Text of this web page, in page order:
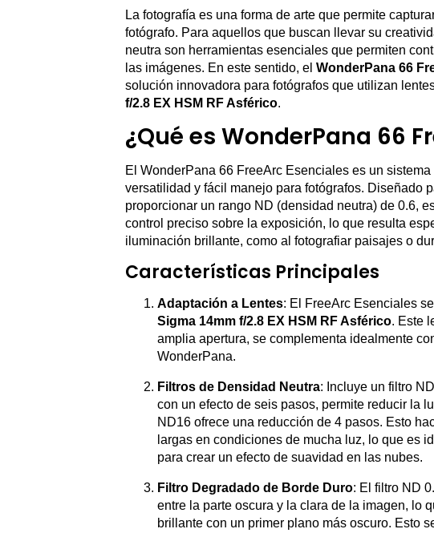
La fotografía es una forma de arte que permite
fotógrafo. Para aquellos que buscan llevar su
neutra son herramientas esenciales que permiten
las imágenes. En este sentido, el WonderPana 66
solución innovadora para fotógrafos que utilizan
f/2.8 EX HSM RF Asférico.
¿Qué es WonderPana 66
El WonderPana 66 FreeArc Esenciales es un
versatilidad y fácil manejo para fotógrafos. Diseñado
proporcionar un rango ND (densidad neutra) de 0.6,
control preciso sobre la exposición, lo que resulta
iluminación brillante, como al fotografiar paisajes o
Características Principales
Adaptación a Lentes: El FreeArc Esenciales
Sigma 14mm f/2.8 EX HSM RF Asférico. Este
amplia apertura, se complementa idealmente
WonderPana.
Filtros de Densidad Neutra: Incluye un filtro
con un efecto de seis pasos, permite reducir la
ND16 ofrece una reducción de 4 pasos. Esto
largas en condiciones de mucha luz, lo que es
para crear un efecto de suavidad en las nubes.
Filtro Degradado de Borde Duro: El filtro ND
entre la parte oscura y la clara de la imagen, lo
brillante con un primer plano más oscuro. Esto